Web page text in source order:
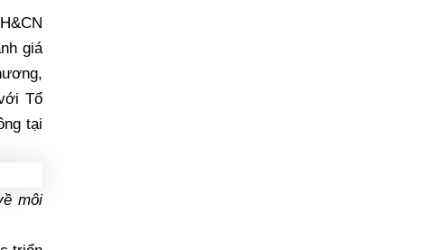
giá
Tổ
tại
môi